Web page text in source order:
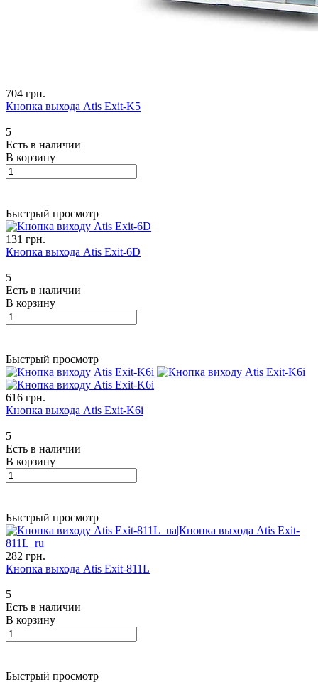
704 грн.
Кнопка выхода Atis Exit-K5
5
Есть в наличии
В корзину
Быстрый просмотр
131 грн.
Кнопка выхода Atis Exit-6D
5
Есть в наличии
В корзину
Быстрый просмотр
616 грн.
Кнопка выхода Atis Exit-K6i
5
Есть в наличии
В корзину
Быстрый просмотр
282 грн.
Кнопка выхода Atis Exit-811L
5
Есть в наличии
В корзину
Быстрый просмотр